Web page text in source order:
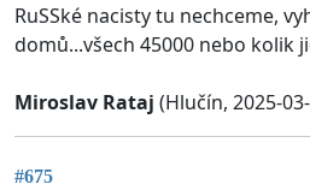
RuSSké nacisty tu nechceme,
domů...všech 45000 nebo kolik
Miroslav Rataj (Hlučín, 2025-
#675